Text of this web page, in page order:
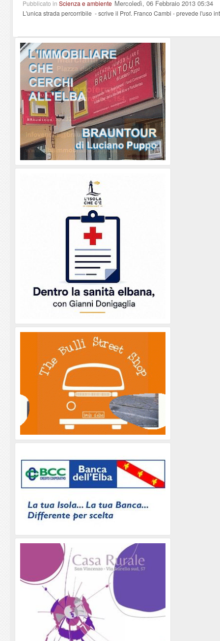
Pubblicato in Scienza e ambiente Mercoledì, 06 Febbraio 2013 05:34
L'unica strada percorribile - scrive il Prof. Franco Cambi - prevede l'uso